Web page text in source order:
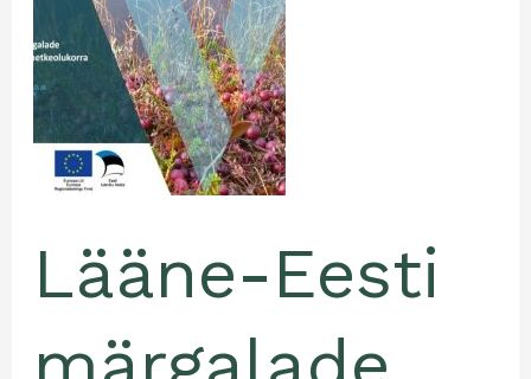
Lääne-Eesti
märgalade
tervisetoodete
hetkeolukorra
analüüs
02.2020